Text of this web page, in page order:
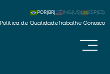
Política de Qualidade Trabalhe Conosco
POR(BR) ING(US) ESP(ES)